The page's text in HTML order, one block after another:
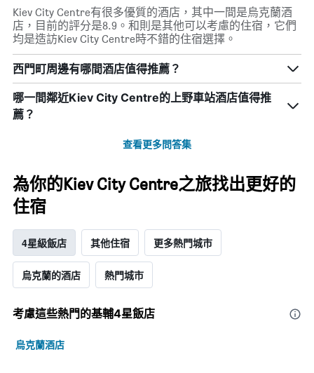
Kiev City Centre有很多優質的酒店，其中一間是烏克蘭酒
店，目前的評分是8.9。和則是其他可以考慮的住宿，它們
均是造訪Kiev City Centre時不錯的住宿選擇。
西門町周邊有哪間酒店值得推薦？
哪一間鄰近Kiev City Centre的上野車站酒店值得推
薦？
查看更多問答集
為你的Kiev City Centre之旅找出更好的
住宿
4星級飯店 其他住宿 更多熱門城市
烏克蘭的酒店 熱門城市
考慮這些熱門的基輔4星​飯店
烏克蘭酒店